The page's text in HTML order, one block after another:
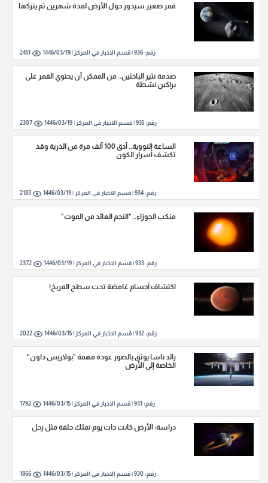
قمر صغير سيدور حول الأرض لمدة شهرين ثم يتركها
رقم:936
|قسم الاخبار في المركز |1446/03/19
2451
صدمة تثير الباحثين.. من الممكن أن يحتوي القمر على
براكين نشطة
رقم:935
|قسم الاخبار في المركز |1446/03/19
2307
الساعة النووية.. أدق 100 ألف مرة من الذرية وقد
تكشف أسرار الكون
رقم:934
|قسم الاخبار في المركز |1446/03/19
2183
منكب الجوزاء.. "النجم العائد من الموت"
رقم:933
|قسم الاخبار في المركز |1446/03/19
2372
اكتشاف أجسام غامضة تحت سطح المريخ!
رقم:932
|قسم الاخبار في المركز |1446/03/15
2022
رائد ناسا يوثق بالصور عودة مهمة "بولاريس داون"
الخاصة إلى الأرض
رقم: 931
|قسم الاخبار في المركز |1446/03/15
1792
دراسة: الأرض كانت ذات يوم تملك حلقة مثل زحل
رقم: 930
|قسم الاخبار في المركز |1446/03/15
1866